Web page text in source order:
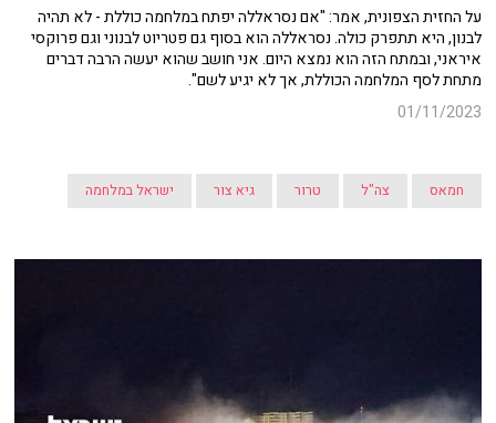
על החזית הצפונית, אמר: "אם נסראללה יפתח במלחמה כוללת - לא תהיה
לבנון, היא תתפרק כולה. נסראללה הוא בסוף גם פטריוט לבנוני וגם פרוקסי
איראני, ובמתח הזה הוא נמצא היום. אני חושב שהוא יעשה הרבה דברים
מתחת לסף המלחמה הכוללת, אך לא יגיע לשם".
01/11/2023
חמאס צה"ל טרור גיא צור ישראל במלחמה